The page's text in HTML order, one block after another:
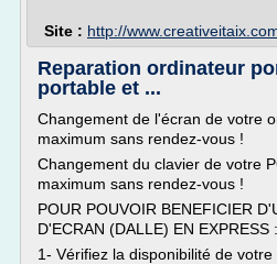
Site : http://
Reparation ordinateur
portable et ...
Changement de l'écran de votre
maximum sans rendez-vous !
Changement du clavier de votre
maximum sans rendez-vous !
POUR POUVOIR BENEFICIER
D'ECRAN (DALLE) EN EXPRESS :
1- Vérifiez la disponibilité de